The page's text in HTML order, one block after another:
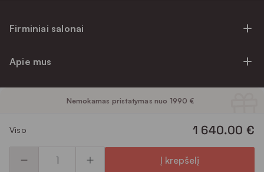
Nemokamas pristatymas nuo 1990 €
Viso 1 640.00 €
Į krepšelį
Firminiai salonai
Firminiai salonai Klaipėdoje
Prekių atsiėmimo punktai
Apie mus
Kontaktai
Pirkimo sąlygos
Apmokėjimo sąlygos
Prekių priežiūra ir garantija
Garantinio aptarnavimo užklausa